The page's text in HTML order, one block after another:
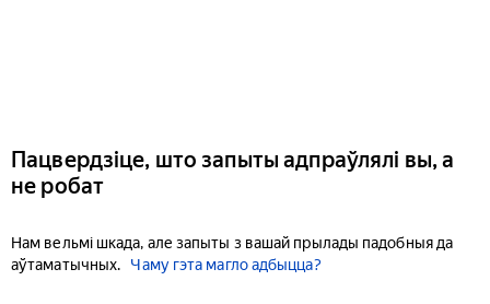
Пацвердзіце, што запыты адпраўлялі вы, а
не робат
Нам вельмі шкада, але запыты з вашай прылады падобныя да
аўтаматычных.
Чаму гэта магло адбыцца?